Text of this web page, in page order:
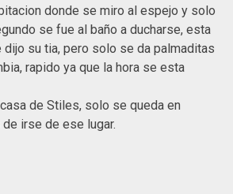
donde se miro al espejo y solo
se fue al baño a ducharse, esta
dijo su tia, pero solo se da palmaditas
rapido ya que la hora se esta
de Stiles, solo se queda en
irse de ese lugar.